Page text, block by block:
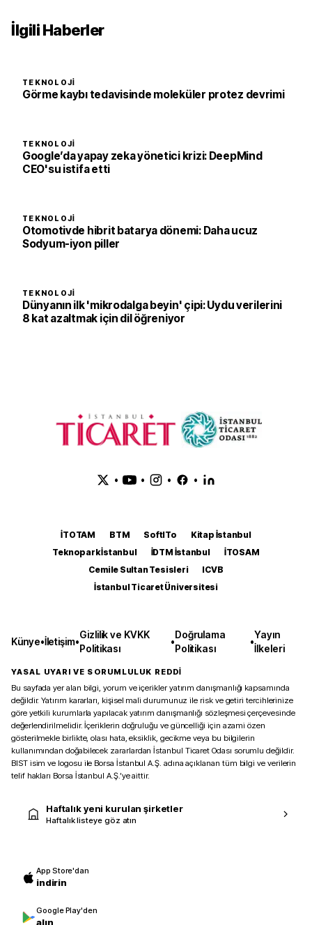
İlgili Haberler
TEKNOLOJI
Görme kaybı tedavisinde moleküler protez devrimi
TEKNOLOJI
Google’da yapay zeka yönetici krizi: DeepMind
CEO'su istifa etti
TEKNOLOJI
Otomotivde hibrit batarya dönemi: Daha ucuz
Sodyum-iyon piller
TEKNOLOJI
Dünyanın ilk 'mikrodalga beyin' çipi: Uydu verilerini
8 kat azaltmak için dil öğreniyor
• • • •
İTOTAM BTM SoftITo
Kitap İstanbul
Teknopark İstanbul
İDTM İstanbul
İTOSAM
Cemile Sultan Tesisleri
ICVB
İstanbul Ticaret Üniversitesi
Künye•İletişim•
Gizlilik ve KVKK
Politikası
•
Doğrulama
Politikası
•
Yayın
İlkeleri
YASAL UYARI VE SORUMLULUK REDDİ
Bu sayfada yer alan bilgi, yorum ve içerikler yatırım danışmanlığı kapsamında
değildir. Yatırım kararları, kişisel mali durumunuz ile risk ve getiri tercihlerinize
göre yetkili kurumlarla yapılacak yatırım danışmanlığı sözleşmesi çerçevesinde
değerlendirilmelidir. İçeriklerin doğruluğu ve güncelliği için azami özen
gösterilmekle birlikte, olası hata, eksiklik, gecikme veya bu bilgilerin
kullanımından doğabilecek zararlardan İstanbul Ticaret Odası sorumlu değildir.
BIST isim ve logosu ile Borsa İstanbul A.Ş. adına açıklanan tüm bilgi ve verilerin
telif hakları Borsa İstanbul A.Ş.’ye aittir.
Haftalık yeni kurulan şirketler
Haftalık listeye göz atın
App Store'dan
indirin
Google Play'den
alın